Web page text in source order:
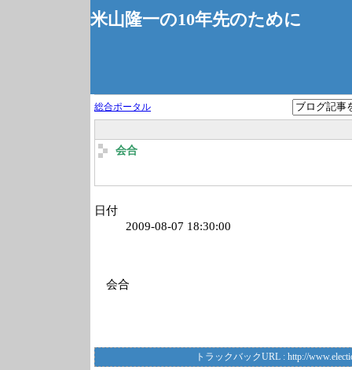
米山隆一の10年先のために
総合ポータル
会合
日付
2009-08-07 18:30:00
会合
トラックバックURL : http://